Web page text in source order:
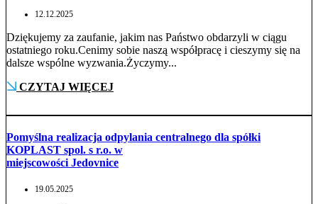
12.12.2025
Dziękujemy za zaufanie, jakim nas Państwo obdarzyli w ciągu
ostatniego roku.Cenimy sobie naszą współpracę i cieszymy się na
dalsze wspólne wyzwania.Życzymy...
CZYTAJ WIĘCEJ
Pomyślna realizacja odpylania centralnego dla spółki
KOPLAST spol. s r.o. w
miejscowości Jedovnice
19.05.2025